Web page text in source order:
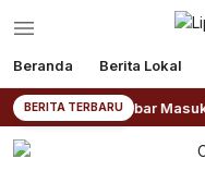
Beranda Berita Lokal
BERITA TERBARU
Kalbar Masuk